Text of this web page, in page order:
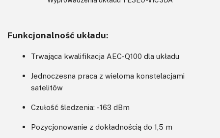
Funkcjonalność układu:
Trwająca kwalifikacja AEC-Q100 dla układu
Jednoczesna praca z wieloma konstelacjami
satelitów
Czułość śledzenia: -163 dBm
Pozycjonowanie z dokładnością do 1,5 m